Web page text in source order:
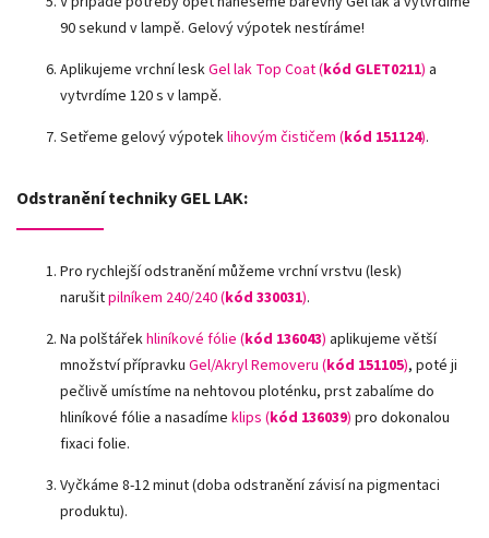
90 sekund v lampě. Gelový výpotek nestíráme!
Aplikujeme vrchní leskGel lak Top Coat (kód GLET0211) a
vytvrdíme 120 s v lampě.
Setřeme gelový výpoteklihovým čističem (kód 151124).
Odstranění techniky GEL LAK:
Pro rychlejší odstranění můžeme vrchní vrstvu (lesk)
narušitpilníkem 240/240 (kód 330031).
Na polštářekhliníkové fólie (kód 136043) aplikujeme větší
množství přípravku Gel/Akryl Removeru (kód 151105), poté ji
pečlivě umístíme na nehtovou ploténku, prst zabalíme do
hliníkové fólie a nasadíme klips (kód 136039) pro dokonalou
fixaci folie.
Vyčkáme 8-12 minut (doba odstranění závisí na pigmentaci
produktu).